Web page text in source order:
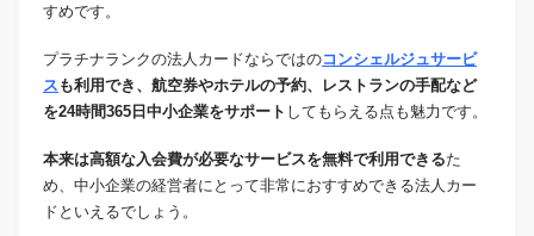
すめです。
プラチナランクの法人カードならではのコンシェルジュサービ
ス も利用でき、航空券やホテルの予約、レストランの手配など
を24時間365日中小企業をサポート してもらえる点も魅力です。
本来は高額な入会費が必要なサービスを無料で利用できるた
め、中小企業の経営者にとって非常におすすめできる法人カー
ドといえるでしょう。